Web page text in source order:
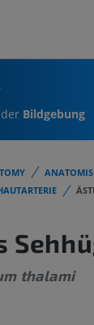
Bildgebung
thalami